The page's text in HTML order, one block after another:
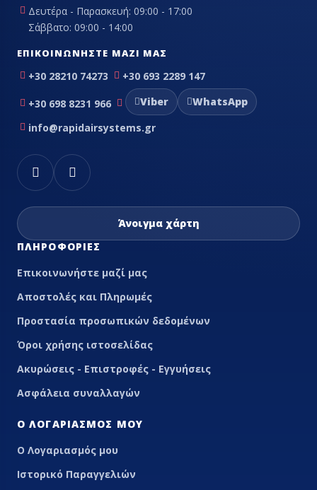
Δευτέρα - Παρασκευή: 09:00 - 17:00
Σάββατο: 09:00 - 14:00
ΕΠΙΚΟΙΝΩΝΉΣΤΕ ΜΑΖΊ ΜΑΣ
+30 28210 74273 +30 693 2289 147
+30 698 8231 966 Viber
WhatsApp
info@rapidairsystems.gr
Άνοιγμα χάρτη
ΠΛΗΡΟΦΟΡΊΕΣ
Επικοινωνήστε μαζί μας
Αποστολές και Πληρωμές
Προστασία προσωπικών δεδομένων
Όροι χρήσης ιστοσελίδας
Ακυρώσεις - Επιστροφές - Εγγυήσεις
Ασφάλεια συναλλαγών
Ο ΛΟΓΑΡΙΑΣΜΌΣ ΜΟΥ
Ο Λογαριασμός μου
Ιστορικό Παραγγελιών